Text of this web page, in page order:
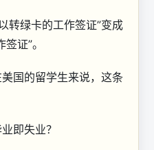
转绿卡的工作签证”变成
证”。
国的留学生来说，这条
即失业？